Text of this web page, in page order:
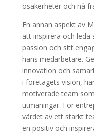
osäkerheter och nå
En annan aspekt av
att inspirera och leda
passion och sitt
hans medarbetare.
innovation och
i företagets vision,
motiverade team
utmaningar. För
värdet av ett starkt
en positiv och